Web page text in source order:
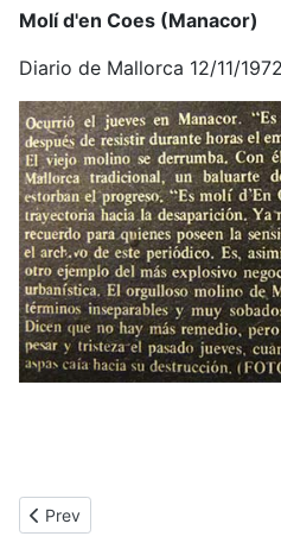
Molí d'en Coes (Manacor)
Diario de Mallorca 12/11/
Previous article: Molí de Can
Prev